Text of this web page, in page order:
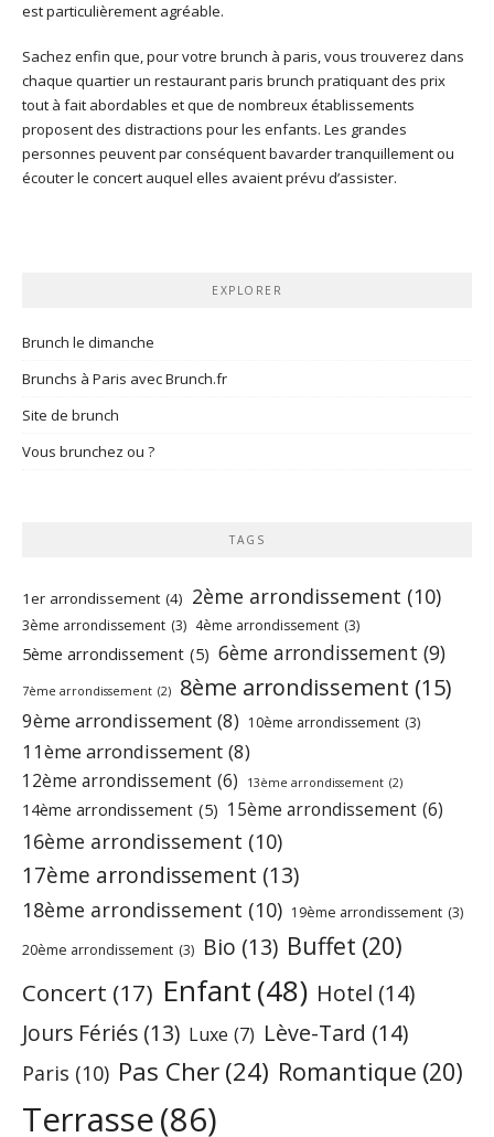
est particulièrement agréable.
Sachez enfin que, pour votre brunch à paris, vous trouverez dans
chaque quartier un restaurant paris brunch pratiquant des prix
tout à fait abordables et que de nombreux établissements
proposent des distractions pour les enfants. Les grandes
personnes peuvent par conséquent bavarder tranquillement ou
écouter le concert auquel elles avaient prévu d’assister.
EXPLORER
Brunch le dimanche
Brunchs à Paris avec Brunch.fr
Site de brunch
Vous brunchez ou ?
TAGS
1er arrondissement (4) 2ème arrondissement (10)
3ème arrondissement (3) 4ème arrondissement (3)
5ème arrondissement (5) 6ème arrondissement (9)
7ème arrondissement (2) 8ème arrondissement (15)
9ème arrondissement (8) 10ème arrondissement (3)
11ème arrondissement (8)
12ème arrondissement (6) 13ème arrondissement (2)
14ème arrondissement (5) 15ème arrondissement (6)
16ème arrondissement (10)
17ème arrondissement (13)
18ème arrondissement (10) 19ème arrondissement (3)
20ème arrondissement (3) Bio (13) Buffet (20)
Concert (17) Enfant(48) Hotel (14)
Jours Fériés (13) Luxe (7) Lève-Tard (14)
Paris (10) Pas Cher(24) Romantique (20)
Terrasse(86)